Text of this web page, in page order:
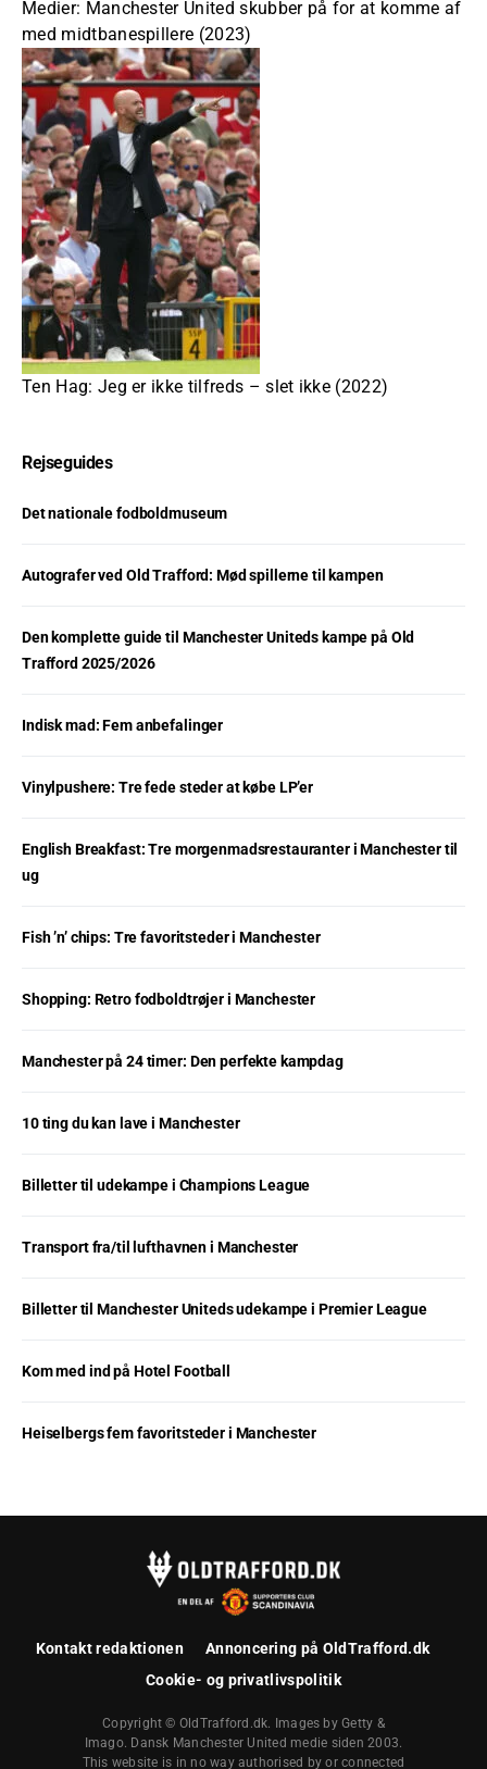
Medier: Manchester United skubber på for at komme af
med midtbanespillere (2023)
Ten Hag: Jeg er ikke tilfreds – slet ikke (2022)
Rejseguides
Det nationale fodboldmuseum
Autografer ved Old Trafford: Mød spillerne til kampen
Den komplette guide til Manchester Uniteds kampe på Old
Trafford 2025/2026
Indisk mad: Fem anbefalinger
Vinylpushere: Tre fede steder at købe LP’er
English Breakfast: Tre morgenmadsrestauranter i Manchester til
ug
Fish ’n’ chips: Tre favoritsteder i Manchester
Shopping: Retro fodboldtrøjer i Manchester
Manchester på 24 timer: Den perfekte kampdag
10 ting du kan lave i Manchester
Billetter til udekampe i Champions League
Transport fra/til lufthavnen i Manchester
Billetter til Manchester Uniteds udekampe i Premier League
Kom med ind på Hotel Football
Heiselbergs fem favoritsteder i Manchester
Kontakt redaktionen
Annoncering på OldTrafford.dk
Cookie- og privatlivspolitik
Copyright © OldTrafford.dk. Images by Getty &
Imago. Dansk Manchester United medie siden 2003.
This website is in no way authorised by or connected